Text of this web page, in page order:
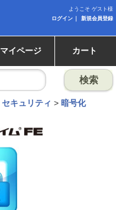
ようこそ ゲスト様
ログイン
新規会員登録
マイページ カート
検索
セキュリティ > 暗号化